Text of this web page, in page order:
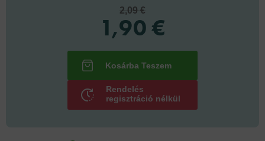
2,09 €
1,90 €
Rendelés
regisztráció nélkül